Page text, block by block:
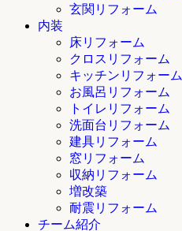
玄関リフォーム
内装
床リフォーム
クロスリフォーム
キッチンリフォーム
お風呂リフォーム
トイレリフォーム
洗面台リフォーム
建具リフォーム
窓リフォーム
収納リフォーム
増改築
耐震リフォーム
チーム紹介